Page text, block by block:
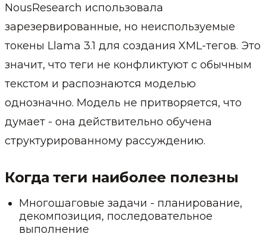
NousResearch использовала
зарезервированные, но неиспользуемые
токены Llama 3.1 для создания XML-тегов. Это
значит, что теги не конфликтуют с обычным
текстом и распознаются моделью
однозначно. Модель не притворяется, что
думает - она действительно обучена
структурированному рассуждению.
Когда теги наиболее полезны
Многошаговые задачи - планирование,
декомпозиция, последовательное
выполнение